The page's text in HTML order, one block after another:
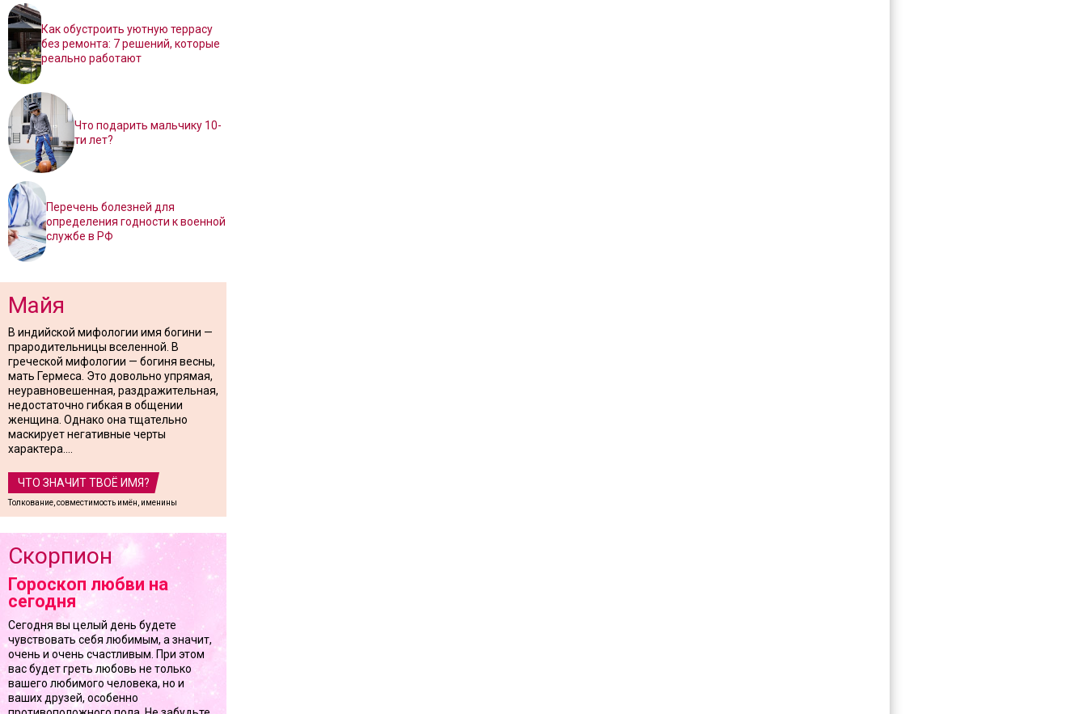
Как обустроить уютную террасу
без ремонта: 7 решений, которые
реально работают
Что подарить мальчику 10-
ти лет?
Перечень болезней для
определения годности к военной
службе в РФ
Майя
В индийской мифологии имя богини —
прародительницы вселенной. В
греческой мифологии — богиня весны,
мать Гермеса. Это довольно упрямая,
неуравновешенная, раздражительная,
недостаточно гибкая в общении
женщина. Однако она тщательно
маскирует негативные черты
характера....
ЧТО ЗНАЧИТ ТВОЁ ИМЯ?
Толкование, совместимость имён, именины
Скорпион
Гороскоп любви на
сегодня
Сегодня вы целый день будете
чувствовать себя любимым, а значит,
очень и очень счастливым. При этом
вас будет греть любовь не только
вашего любимого человека, но и
ваших друзей, особенно